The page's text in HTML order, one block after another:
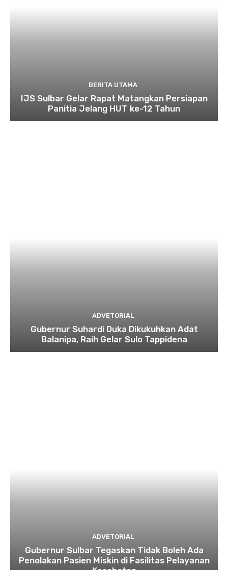
BERITA UTAMA
IJS Sulbar Gelar Rapat Matangkan Persiapan
Panitia Jelang HUT ke-12 Tahun
ADVETORIAL
Gubernur Suhardi Duka Dikukuhkan Adat
Balanipa, Raih Gelar Sulo Tappidena
ADVETORIAL
Gubernur Sulbar Tegaskan Tidak Boleh Ada
Penolakan Pasien Miskin di Fasilitas Pelayanan